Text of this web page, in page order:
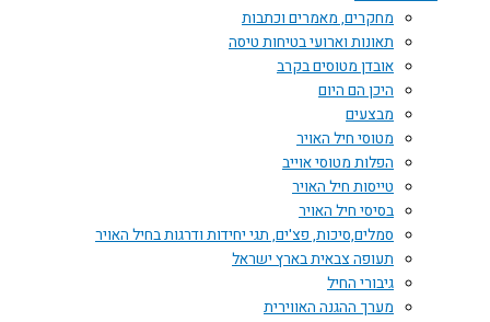
מחקרים, מאמרים וכתבות
תאונות וארועי בטיחות טיסה
אובדן מטוסים בקרב
היכן הם היום
מבצעים
מטוסי חיל האויר
הפלות מטוסי אוייב
טייסות חיל האויר
בסיסי חיל האויר
סמלים,סיכות, פצ'ים, תגי יחידות ודרגות בחיל האויר
תעופה צבאית בארץ ישראל
גיבורי החיל
מערך ההגנה האווירית